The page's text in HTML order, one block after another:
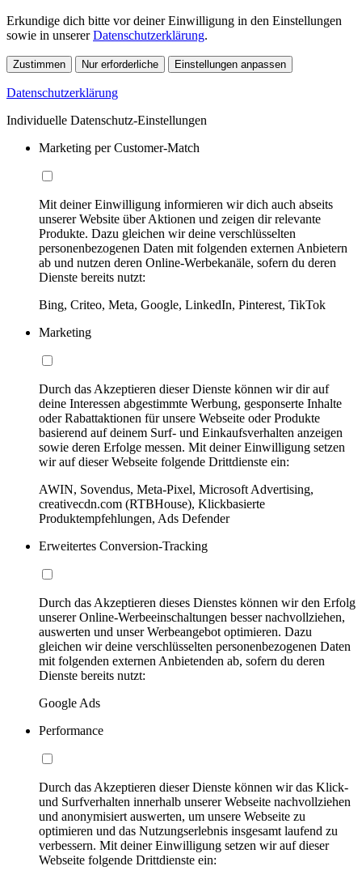
Erkundige dich bitte vor deiner Einwilligung in den Einstellungen
sowie in unsererDatenschutzerklärung.
Zustimmen Nur erforderliche Einstellungen anpassen
Datenschutzerklärung
Individuelle Datenschutz-Einstellungen
Marketing per Customer-Match
Mit deiner Einwilligung informieren wir dich auch abseits
unserer Website über Aktionen und zeigen dir relevante
Produkte. Dazu gleichen wir deine verschlüsselten
personenbezogenen Daten mit folgenden externen Anbietern
ab und nutzen deren Online-Werbekanäle, sofern du deren
Dienste bereits nutzt:
Bing, Criteo, Meta, Google, LinkedIn, Pinterest, TikTok
Marketing
Durch das Akzeptieren dieser Dienste können wir dir auf
deine Interessen abgestimmte Werbung, gesponserte Inhalte
oder Rabattaktionen für unsere Webseite oder Produkte
basierend auf deinem Surf- und Einkaufsverhalten anzeigen
sowie deren Erfolge messen. Mit deiner Einwilligung setzen
wir auf dieser Webseite folgende Drittdienste ein:
AWIN, Sovendus, Meta-Pixel, Microsoft Advertising,
creativecdn.com (RTBHouse), Klickbasierte
Produktempfehlungen, Ads Defender
Erweitertes Conversion-Tracking
Durch das Akzeptieren dieses Dienstes können wir den Erfolg
unserer Online-Werbeeinschaltungen besser nachvollziehen,
auswerten und unser Werbeangebot optimieren. Dazu
gleichen wir deine verschlüsselten personenbezogenen Daten
mit folgenden externen Anbietenden ab, sofern du deren
Dienste bereits nutzt:
Google Ads
Performance
Durch das Akzeptieren dieser Dienste können wir das Klick-
und Surfverhalten innerhalb unserer Webseite nachvollziehen
und anonymisiert auswerten, um unsere Webseite zu
optimieren und das Nutzungserlebnis insgesamt laufend zu
verbessern. Mit deiner Einwilligung setzen wir auf dieser
Webseite folgende Drittdienste ein: